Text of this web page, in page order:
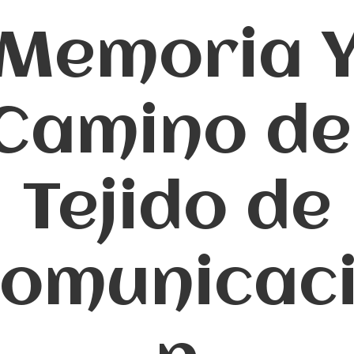
Tejido de